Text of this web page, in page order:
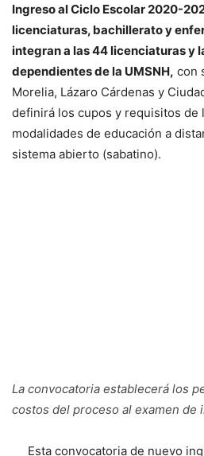
Ingreso al Ciclo Escolar 2020-
licenciaturas, bachillerato y
integran a las 44 licenciaturas y
dependientes de la UMSNH, con
Morelia, Lázaro Cárdenas y
definirá los cupos y requisitos de
modalidades de educación a
sistema abierto (sabatino).
La convocatoria establecerá los
costos del proceso al examen de
Esta convocatoria de nuevo